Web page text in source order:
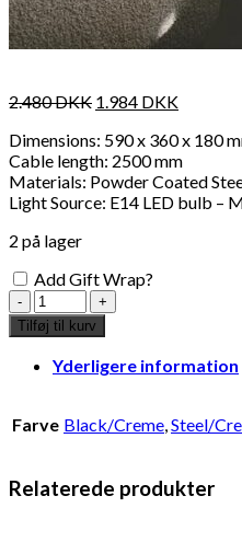
2.480DKK 1.984 DKK
Dimensions: 590 x 360 x 180
Cable length: 2500 mm
Materials: Powder Coated
Light Source: E14 LED bulb –
2 på lager
Add Gift Wrap?
Stål/creme
bordlampe
antal
Tilføj til kurv
Yderligere information
Farve Black/Creme,Steel/
Relaterede produkter